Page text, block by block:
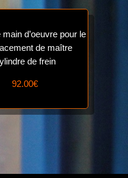
main d’oeuvre pour le
de maître
de frein
92.00€